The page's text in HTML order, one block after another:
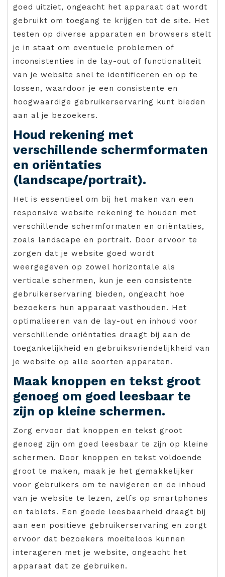
goed uitziet, ongeacht het apparaat dat wordt
gebruikt om toegang te krijgen tot de site. Het
testen op diverse apparaten en browsers stelt
je in staat om eventuele problemen of
inconsistenties in de lay-out of functionaliteit
van je website snel te identificeren en op te
lossen, waardoor je een consistente en
hoogwaardige gebruikerservaring kunt bieden
aan al je bezoekers.
Houd rekening met
verschillende schermformaten
en oriëntaties
(landscape/portrait).
Het is essentieel om bij het maken van een
responsive website rekening te houden met
verschillende schermformaten en oriëntaties,
zoals landscape en portrait. Door ervoor te
zorgen dat je website goed wordt
weergegeven op zowel horizontale als
verticale schermen, kun je een consistente
gebruikerservaring bieden, ongeacht hoe
bezoekers hun apparaat vasthouden. Het
optimaliseren van de lay-out en inhoud voor
verschillende oriëntaties draagt bij aan de
toegankelijkheid en gebruiksvriendelijkheid van
je website op alle soorten apparaten.
Maak knoppen en tekst groot
genoeg om goed leesbaar te
zijn op kleine schermen.
Zorg ervoor dat knoppen en tekst groot
genoeg zijn om goed leesbaar te zijn op kleine
schermen. Door knoppen en tekst voldoende
groot te maken, maak je het gemakkelijker
voor gebruikers om te navigeren en de inhoud
van je website te lezen, zelfs op smartphones
en tablets. Een goede leesbaarheid draagt bij
aan een positieve gebruikerservaring en zorgt
ervoor dat bezoekers moeiteloos kunnen
interageren met je website, ongeacht het
apparaat dat ze gebruiken.